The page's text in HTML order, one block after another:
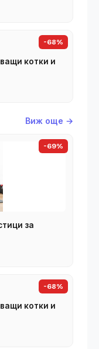
-68%
котки и
Виж още →
-69%
за
-68%
котки и